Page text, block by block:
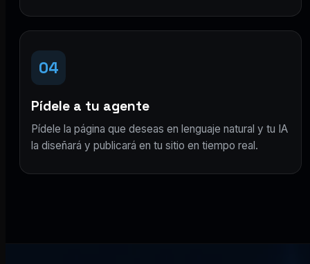
04
Pídele a tu agente
Pídele la página que deseas en lenguaje natural y tu IA
la diseñará y publicará en tu sitio en tiempo real.